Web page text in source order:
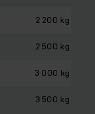
2 200 kg
2 500 kg
3 000 kg
3 500 kg